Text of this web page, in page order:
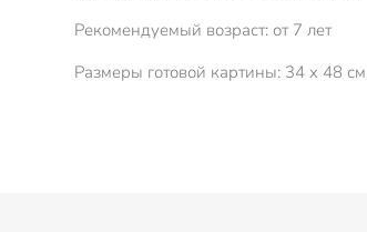
Рекомендуемый возраст: от 7 лет
Размеры готовой картины: 34 x 48